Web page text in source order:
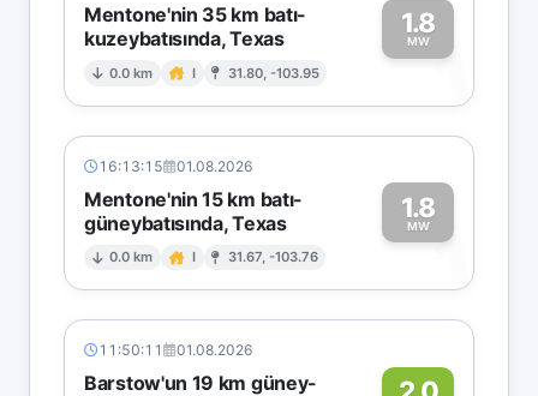
Mentone'nin 35 km batı-
kuzeybatısında, Texas
0.0 km I 31.80, -103.95
1.8
MW1
16:13:15 01.08.2026
Mentone'nin 15 km batı-
güneybatısında, Texas
0.0 km I 31.67, -103.76
1.8
MW1
11:50:11 01.08.2026
Barstow'un 19 km güney-